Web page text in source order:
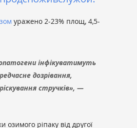
уражено 2-23% площ, 4,5-
інфікуватимуть
дозрівання,
стручків», —
ріпаку від другої